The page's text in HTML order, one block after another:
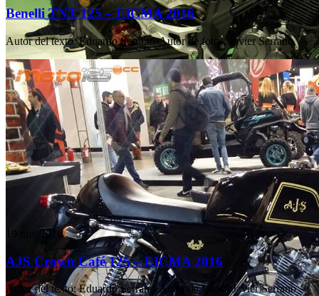
Benelli TNT 125 – EICMA 2016
Autor del texto: Eduardo Serrano·Autor de fotos: Javier Serrano
19 nov 2016
AJS Crown Café 125 – EICMA 2016
Autor del texto: Eduardo Serrano ·Autor de fotos : .Javier Serrano